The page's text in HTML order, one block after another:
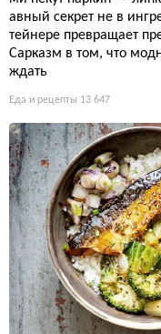
авный секрет не в
тейнере превращает
Сарказм в том, что
ждать
Еда и рецепты 13 647